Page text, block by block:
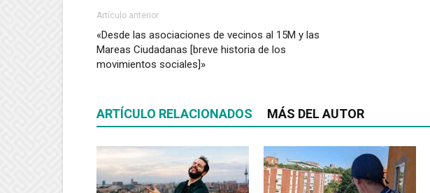
Artículo anterior
«Desde las asociaciones de vecinos al 15M y las
Mareas Ciudadanas [breve historia de los
movimientos sociales]»
ARTÍCULO RELACIONADOS MÁS DEL AUTOR